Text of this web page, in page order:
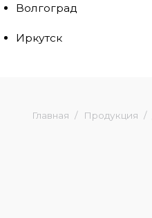
Волгоград
Иркутск
Главная Продукция